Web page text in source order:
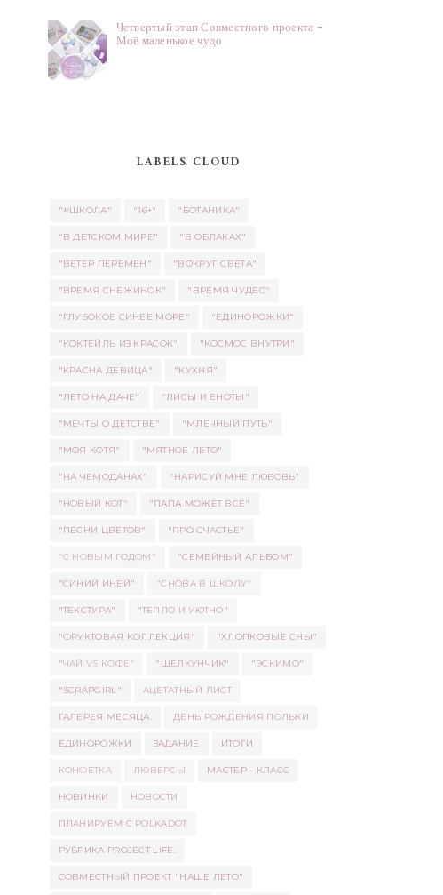
Четвертый этап Совместного проекта -
Моё маленькое чудо
LABELS CLOUD
"#ШКОЛА" "16+" "БОТАНИКА"
"В ДЕТСКОМ МИРЕ" "В ОБЛАКАХ"
"ВЕТЕР ПЕРЕМЕН" "ВОКРУГ СВЕТА"
"ВРЕМЯ СНЕЖИНОК" "ВРЕМЯ ЧУДЕС"
"ГЛУБОКОЕ СИНЕЕ МОРЕ" "ЕДИНОРОЖКИ"
"КОКТЕЙЛЬ ИЗ КРАСОК" "КОСМОС ВНУТРИ"
"КРАСНА ДЕВИЦА" "КУХНЯ"
"ЛЕТО НА ДАЧЕ" "ЛИСЫ И ЕНОТЫ"
"МЕЧТЫ О ДЕТСТВЕ" "МЛЕЧНЫЙ ПУТЬ"
"МОЯ КОТЯ" "МЯТНОЕ ЛЕТО"
"НА ЧЕМОДАНАХ" "НАРИСУЙ МНЕ ЛЮБОВЬ"
"НОВЫЙ КОТ" "ПАПА МОЖЕТ ВСЕ"
"ПЕСНИ ЦВЕТОВ" "ПРО СЧАСТЬЕ"
"С НОВЫМ ГОДОМ" "СЕМЕЙНЫЙ АЛЬБОМ"
"СИНИЙ ИНЕЙ" "СНОВА В ШКОЛУ"
"ТЕКСТУРА" "ТЕПЛО И УЮТНО"
"ФРУКТОВАЯ КОЛЛЕКЦИЯ" "ХЛОПКОВЫЕ СНЫ"
"ЧАЙ VS КОФЕ" "ЩЕЛКУНЧИК" "ЭСКИМО"
"SCRAPGIRL" АЦЕТАТНЫЙ ЛИСТ
ГАЛЕРЕЯ МЕСЯЦА. ДЕНЬ РОЖДЕНИЯ ПОЛЬКИ
ЕДИНОРОЖКИ ЗАДАНИЕ ИТОГИ
КОНФЕТКА ЛЮВЕРСЫ МАСТЕР - КЛАСС
НОВИНКИ НОВОСТИ
ПЛАНИРУЕМ С POLKADOT
РУБРИКА PROJECT LIFE.
СОВМЕСТНЫЙ ПРОЕКТ "НАШЕ ЛЕТО"